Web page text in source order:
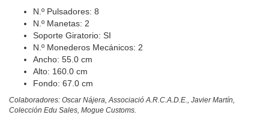
N.º Pulsadores: 8
N.º Manetas: 2
Soporte Giratorio: SI
N.º Monederos Mecánicos: 2
Ancho: 55.0 cm
Alto: 160.0 cm
Fondo: 67.0 cm
Colaboradores: Oscar Nájera, Associació A.R.C.A.D.E., Javier Martín,
Colección Edu Sales, Mogue Customs.